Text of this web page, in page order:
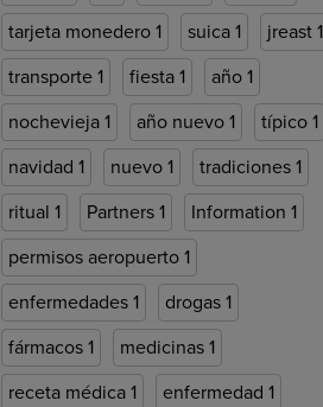
tarjeta monedero 1 suica 1 jreast 1
transporte 1 fiesta 1 año 1
nochevieja 1 año nuevo 1 típico 1
navidad 1 nuevo 1 tradiciones 1
ritual 1 Partners 1 Information 1
permisos aeropuerto 1
enfermedades 1 drogas 1
fármacos 1 medicinas 1
receta médica 1 enfermedad 1